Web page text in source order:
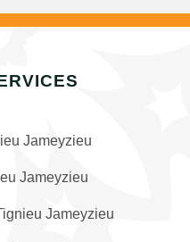
Jameyzieu
Jameyzieu
Jameyzieu